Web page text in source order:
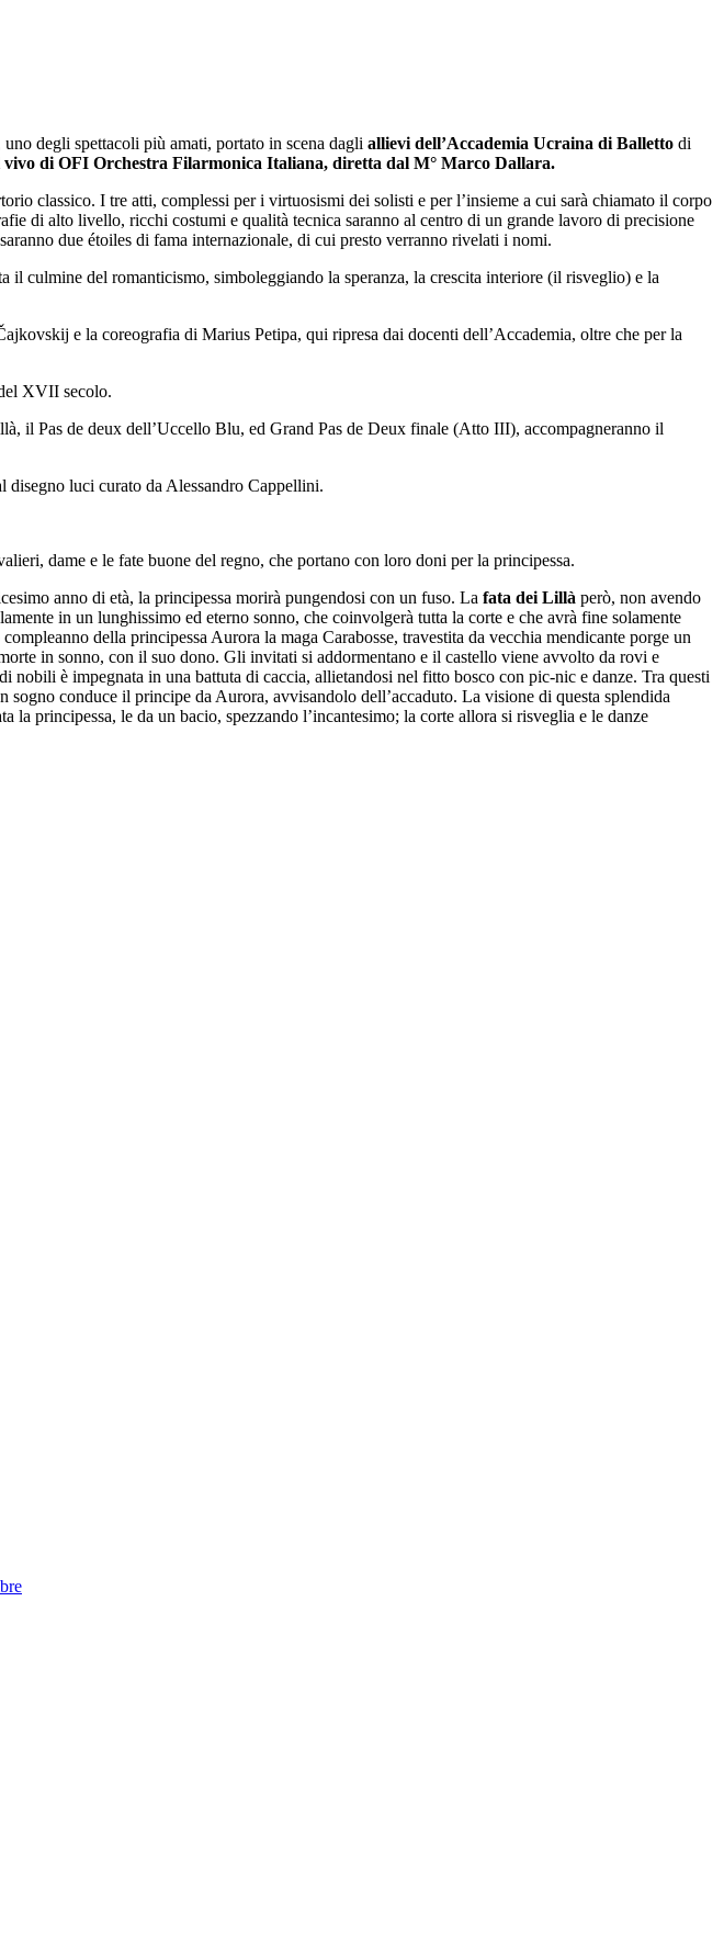
uno degli spettacoli più amati, portato in scena dagli allievi dell’Accademia Ucraina di Balletto di
vivo di OFI Orchestra Filarmonica Italiana, diretta dal M° Marco Dallara.
classico. I tre atti, complessi per i virtuosismi dei solisti e per l’insieme a cui sarà chiamato il corpo
di alto livello, ricchi costumi e qualità tecnica saranno al centro di un grande lavoro di precisione
due étoiles di fama internazionale, di cui presto verranno rivelati i nomi.
il culmine del romanticismo, simboleggiando la speranza, la crescita interiore (il risveglio) e la
e la coreografia di Marius Petipa, qui ripresa dai docenti dell’Accademia, oltre che per la
XVII secolo.
il Pas de deux dell’Uccello Blu, ed Grand Pas de Deux finale (Atto III), accompagneranno il
luci curato da Alessandro Cappellini.
dame e le fate buone del regno, che portano con loro doni per la principessa.
anno di età, la principessa morirà pungendosi con un fuso. La fata dei Lillà però, non avendo
in un lunghissimo ed eterno sonno, che coinvolgerà tutta la corte e che avrà fine solamente
della principessa Aurora la maga Carabosse, travestita da vecchia mendicante porge un
in sonno, con il suo dono. Gli invitati si addormentano e il castello viene avvolto da rovi e
è impegnata in una battuta di caccia, allietandosi nel fitto bosco con pic-nic e danze. Tra questi
conduce il principe da Aurora, avvisandolo dell’accaduto. La visione di questa splendida
principessa, le da un bacio, spezzando l’incantesimo; la corte allora si risveglia e le danze